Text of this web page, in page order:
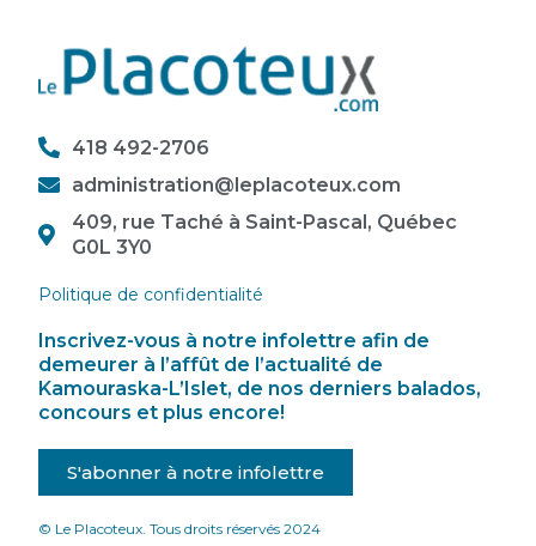
418 492-2706
administration@leplacoteux.com
409, rue Taché à Saint-Pascal, Québec
G0L 3Y0
Politique de confidentialité
Inscrivez-vous à notre infolettre afin de
demeurer à l’affût de l’actualité de
Kamouraska-L’Islet, de nos derniers balados,
concours et plus encore!
S'abonner à notre infolettre
© Le Placoteux. Tous droits réservés 2024